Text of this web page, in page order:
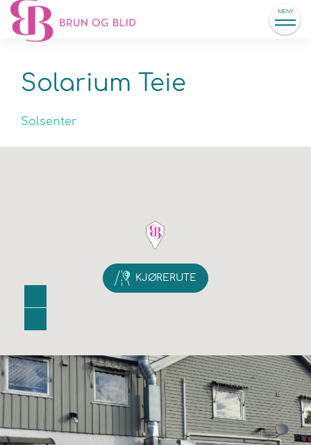
MENY
Solarium Teie
Solsenter
KJØRERUTE